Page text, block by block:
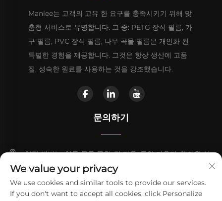
Manlee는 고객의 고유 한 요구를 충족시키기 위해 맞
춤형 서비스로 유명합니다. 그 중: PETG 장식 필름, 가
구 필름, PVC 장식 필름, 나무 곡물 필름은 개인화 된
특별한 경험을 제공합니다. 그것은 항상 생산에 고품
질, 성숙한 원료를 사용하는 것을 강조했습니다.
문의하기
양탄 애비뉴, 양동 물류 공원, 탄 타운, 동양 카운티, 헤이완 시
+86 13923680051
[email protected]
We value your privacy
We use cookies and similar tools to provide our services.
If you don't want to accept all cookies, click Personalize